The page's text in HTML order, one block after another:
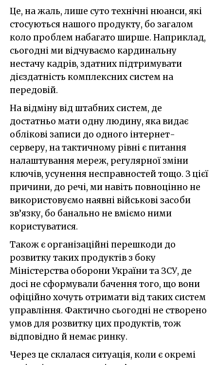
Це, на жаль, лише суто технічні нюанси, які
стосуються нашого продукту, бо загалом
коло проблем набагато ширше. Наприклад,
сьогодні ми відчуваємо кардинальну
нестачу кадрів, здатних підтримувати
дієздатність комплексних систем на
передовій.
На відміну від штабних систем, де
достатньо мати одну людину, яка видає
облікові записи до одного інтернет-
серверу, на тактичному рівні є питання
налаштування мереж, регулярної зміни
ключів, усунення несправностей тощо. З цієї
причини, до речі, ми навіть повноцінно не
використовуємо наявні військові засоби
зв’язку, бо банально не вміємо ними
користуватися.
Також є організаційні перешкоди до
розвитку таких продуктів з боку
Міністерства оборони України та ЗСУ, де
досі не сформували бачення того, що вони
офіційно хочуть отримати від таких систем
управління. Фактично сьогодні не створено
умов для розвитку цих продуктів, тож
відповідно й немає ринку.
Через це склалася ситуація, коли є окремі